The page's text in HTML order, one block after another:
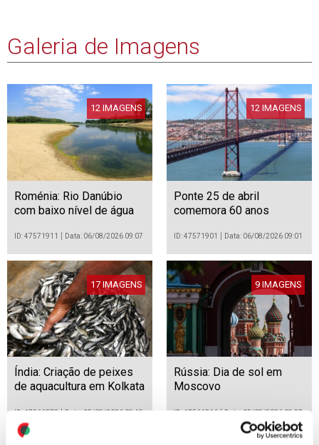
Galeria de Imagens
12 IMAGENS
Roménia: Rio Danúbio
com baixo nível de água
ID: 47571911 Data: 06/08/2026 09:07
12 IMAGENS
Ponte 25 de abril
comemora 60 anos
ID: 47571901 Data: 06/08/2026 09:01
17 IMAGENS
Índia: Criação de peixes
de aquacultura em Kolkata
ID: 47566573 Data: 05/08/2026 09:48
9 IMAGENS
Rússia: Dia de sol em
Moscovo
ID: 47566546 Data: 05/08/2026 09:37